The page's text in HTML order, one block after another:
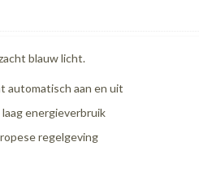
blauw licht.
automatisch aan en uit
energieverbruik
regelgeving